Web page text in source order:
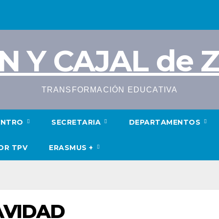
Y CAJAL de
TRANSFORMACIÓN EDUCATIVA
SECRETARIA DEPARTAMENTOS
TPV ERASMUS +